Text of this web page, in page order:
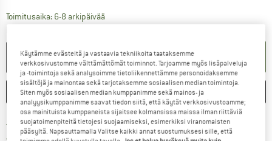
Toimitusaika: 6-8 arkipäivääLinkki avautuu tietokentässä ja sisältää
OSTOSKORIIN
MERKITSE VERTAILE
Lähetyskuluitta alk. 69 € (FI)Löydä toimitustiedot täältä!
100 päivän palautusoikeusSiirry palautusoikeuteen täältä
Käytämme evästeitä ja vastaavia tekniikoita taataksemme
verkkosivustomme välttämättömät toiminnot. Tarjoamme myös lisäpalveluja
ja -toimintoja sekä analysoimme tietoliikennettämme personoidaksemme
sisältöjä ja mainontaa sekä tarjotaksemme sosiaalisen median toimintoja.
Siten myös sosiaalisen median kumppanimme sekä mainos- ja
analyysikumppanimme saavat tiedon siitä, että käytät verkkosivustoamme;
osa mainituista kumppaneista sijaitsee kolmansissa maissa ilman riittäviä
suojatoimenpiteitä tietojesi suojaamiseksi, esimerkiksi viranomaisten
pääsyltä. Napsauttamalla Valitse kaikki annat suostumuksesi sille, että